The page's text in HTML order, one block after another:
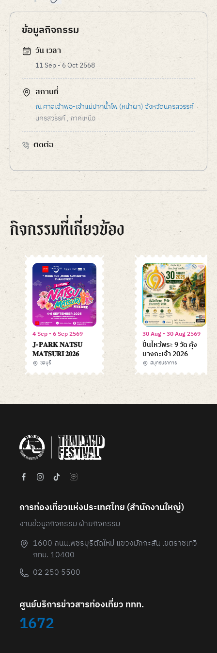
ข้อมูลกิจกรรม
วัน เวลา
11 Sep - 6 Oct 2568
สถานที่
ณ ศาลเจ้าพ่อ-เจ้าแม่ปากน้ำโพ (หน้าผา) จังหวัดนครสวรรค์
นครสวรรค์, ภาคเหนือ
ติดต่อ
กิจกรรมที่เกี่ยวข้อง
4 Sep - 6 Sep 2569
𝐉-𝐏𝐀𝐑𝐊 𝐍𝐀𝐓𝐒𝐔
𝐌𝐀𝐓𝐒𝐔𝐑𝐈 𝟐𝟎𝟐𝟔
ชลบุรี
30 Aug - 30 Aug 2569
ปั่นไหว้พระ 9 วัด คุ้ง
บางกะเจ้า 2026
สมุทรปราการ
of
การท่องเที่ยวแห่งประเทศไทย (สํานักงานใหญ่)
งานข้อมูลกิจกรรม ฝ่ายกิจกรรม
1600 ถนนเพชรบุรีตัดใหม่ แขวงมักกะสัน เขตราชเทวี
กทม. 10400
02 250 5500
ศูนย์บริการข่าวสารท่องเที่ยว ททท.
1672